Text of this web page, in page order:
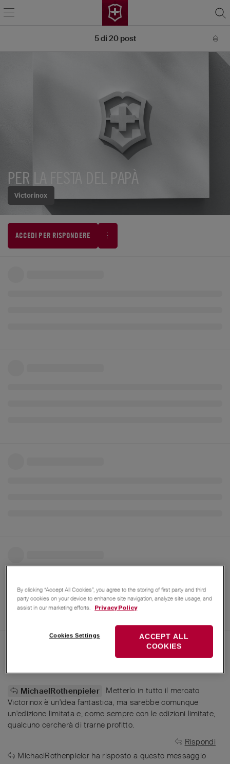
Victorinox
PER LA FESTA DEL PAPÀ
ACCEDI PER RISPONDERE
5di 20post
MichaelRothenpieler
Metterlo in tutto il mercato
Victorinox è un'idea fantastica, ma sarebbe comunque
un'edizione limitata e, come sempre con le edizioni limitate,
qualcuno cercherà di trarne profitto.
Rispondi
MichaelRothenpieler ha risposto a questo messaggio
By clicking “Accept All Cookies”, you agree to the storing of first party and third
party cookies on your device to enhance site navigation, analyze site usage, and
assist in our marketing efforts.
Privacy Policy
Cookies Settings
ACCEPT ALL
COOKIES